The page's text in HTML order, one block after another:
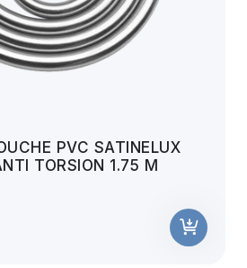
PVC SATINELUX
TORSION 1.75 M